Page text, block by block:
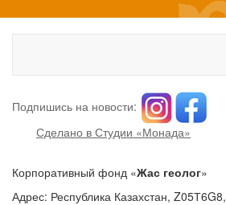
Подпишись на новости:
Сделано в Студии «Монада»
Корпоративный фонд «Жас геолог»
Адрес: Республика Казахстан, Z05Т6G8,